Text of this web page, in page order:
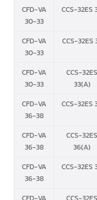
CFD-VA
30-33
CCS-32ES
CFD-VA
30-33
CCS-32ES
CFD-VA
30-33
CCS-32ES
33(A)
CFD-VA
36-38
CCS-32ES
CFD-VA
36-38
CCS-32ES
36(A)
CFD-VA
36-38
CCS-32ES